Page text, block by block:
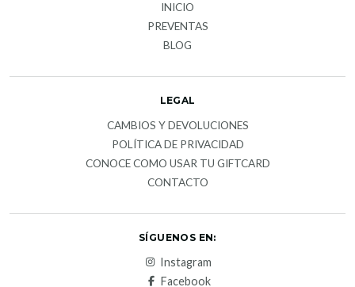
INICIO
PREVENTAS
BLOG
LEGAL
CAMBIOS Y DEVOLUCIONES
POLÍTICA DE PRIVACIDAD
CONOCE COMO USAR TU GIFTCARD
CONTACTO
SÍGUENOS EN:
Instagram
Facebook